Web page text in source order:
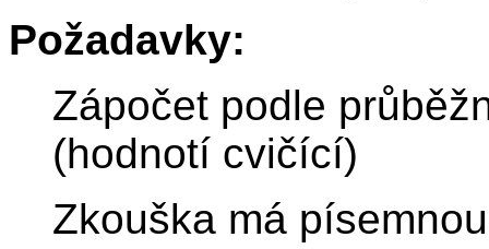
Požadavky:
Zápočet podle
(hodnotí cvičící)
Zkouška má